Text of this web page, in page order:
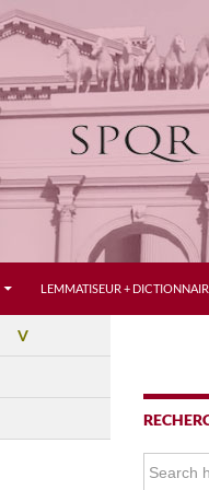
LEMMATISEUR +
V
Search
for: